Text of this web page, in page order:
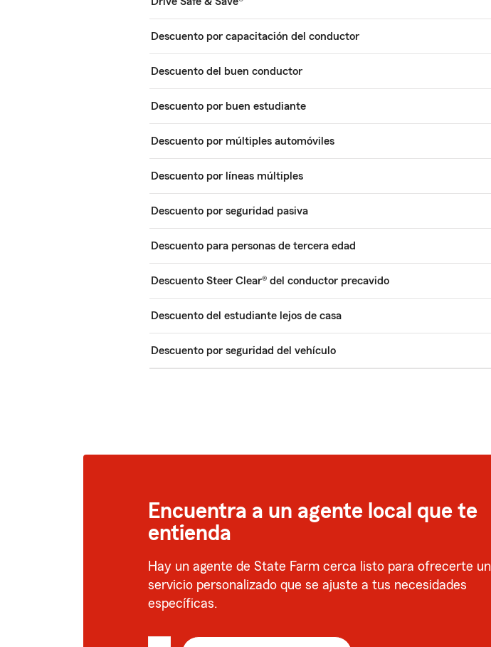
Descuento por capacitación del conductor
Descuento del buen conductor
Descuento por buen estudiante
Descuento por múltiples automóviles
Descuento por líneas múltiples
Descuento por seguridad pasiva
Descuento para personas de tercera edad
Descuento Steer Clear® del conductor precavido
Descuento del estudiante lejos de casa
Descuento por seguridad del vehículo
Encuentra a un agente local que te
entienda
Hay un agente de State Farm cerca listo para ofrecerte un
servicio personalizado que se ajuste a tus necesidades
específicas.